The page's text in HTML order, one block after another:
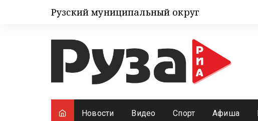
Рузский муниципальный округ
Новости Видео Спорт Афиша